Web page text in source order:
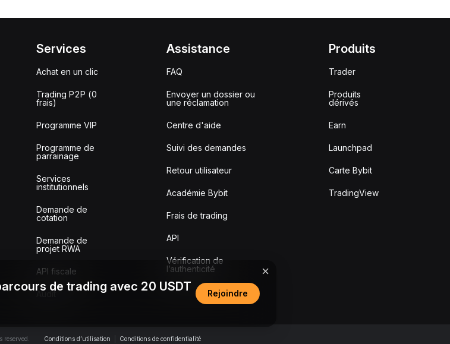
Services
Achat en un clic
Trading P2P (0
frais)
Programme VIP
Programme de
parrainage
Services
institutionnels
Demande de
cotation
Demande de
projet RWA
API fiscale
Audit
Assistance
FAQ
Envoyer un dossier ou
une réclamation
Centre d'aide
Suivi des demandes
Retour utilisateur
Académie Bybit
Frais de trading
API
Vérification de
l’authenticité
Produits
Trader
Produits
dérivés
Earn
Launchpad
Carte Bybit
TradingView
Conditions d’utilisation Conditions de confidentialité
de trading avec 20 USDT Rejoindre